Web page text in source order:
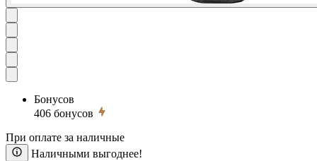
Бонусов
406 бонусов
При оплате за наличные
Наличными выгоднее!